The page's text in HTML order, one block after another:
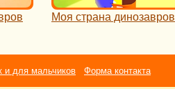
Моя страна динозавров
и для мальчиков Форма контакта